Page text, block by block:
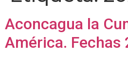
Aconcagua la
América. Fechas